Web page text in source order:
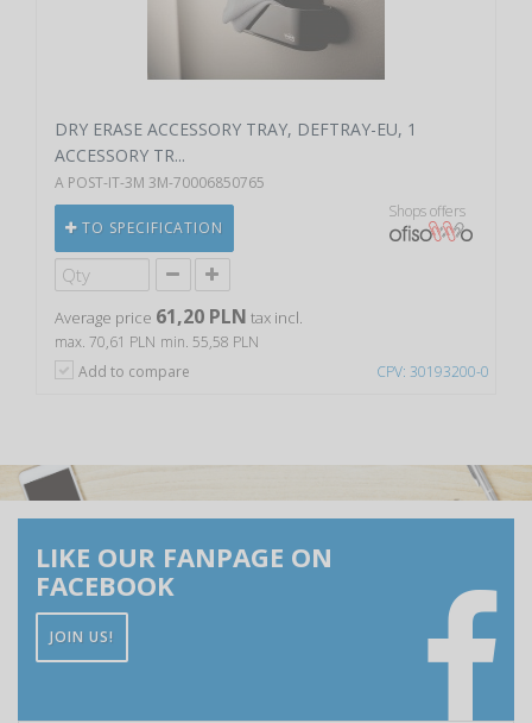
CPV: 30193200-0
DRY ERASE ACCESSORY TRAY, DEFTRAY-EU, 1
ACCESSORY TR...
A POST-IT-3M 3M-70006850765
TO SPECIFICATION
Shops offers
Average price 61,20 PLN tax incl.
max. 70,61 PLN min. 55,58 PLN
Add to compare
LIKE OUR FANPAGE ON
FACEBOOK
JOIN US!